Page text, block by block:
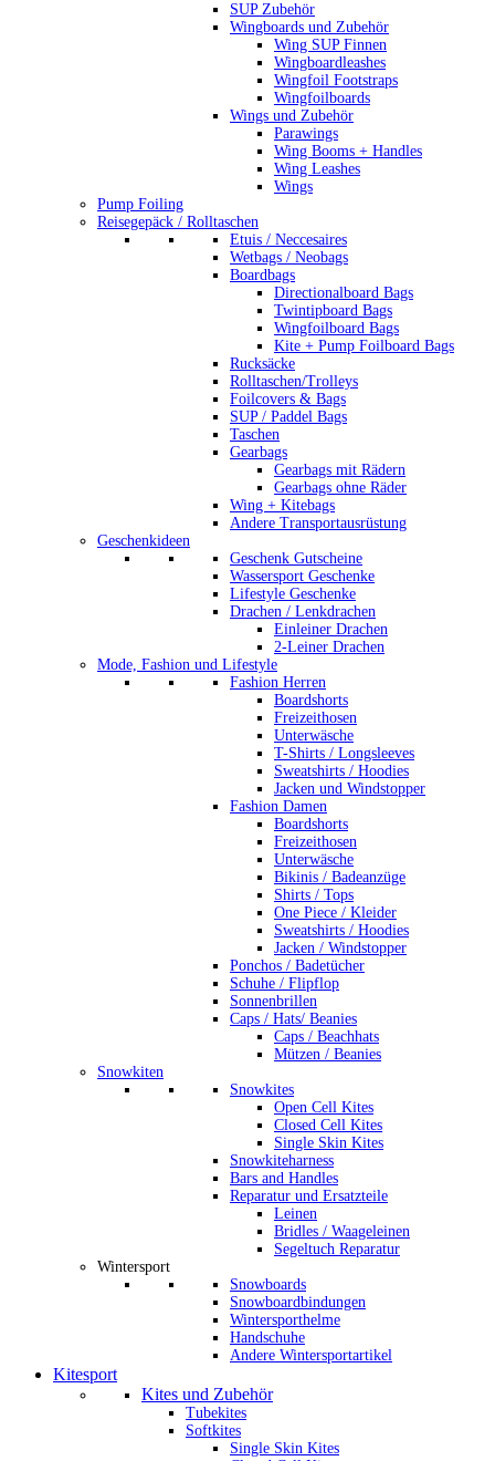
SUP Zubehör
Wingboards und Zubehör
Wing SUP Finnen
Wingboardleashes
Wingfoil Footstraps
Wingfoilboards
Wings und Zubehör
Parawings
Wing Booms + Handles
Wing Leashes
Wings
Pump Foiling
Reisegepäck / Rolltaschen
Etuis / Neccesaires
Wetbags / Neobags
Boardbags
Directionalboard Bags
Twintipboard Bags
Wingfoilboard Bags
Kite + Pump Foilboard Bags
Rucksäcke
Rolltaschen/Trolleys
Foilcovers & Bags
SUP / Paddel Bags
Taschen
Gearbags
Gearbags mit Rädern
Gearbags ohne Räder
Wing + Kitebags
Andere Transportausrüstung
Geschenkideen
Geschenk Gutscheine
Wassersport Geschenke
Lifestyle Geschenke
Drachen / Lenkdrachen
Einleiner Drachen
2-Leiner Drachen
Mode, Fashion und Lifestyle
Fashion Herren
Boardshorts
Freizeithosen
Unterwäsche
T-Shirts / Longsleeves
Sweatshirts / Hoodies
Jacken und Windstopper
Fashion Damen
Boardshorts
Freizeithosen
Unterwäsche
Bikinis / Badeanzüge
Shirts / Tops
One Piece / Kleider
Sweatshirts / Hoodies
Jacken / Windstopper
Ponchos / Badetücher
Schuhe / Flipflop
Sonnenbrillen
Caps / Hats/ Beanies
Caps / Beachhats
Mützen / Beanies
Snowkiten
Snowkites
Open Cell Kites
Closed Cell Kites
Single Skin Kites
Snowkiteharness
Bars and Handles
Reparatur und Ersatzteile
Leinen
Bridles / Waageleinen
Segeltuch Reparatur
Wintersport
Snowboards
Snowboardbindungen
Wintersporthelme
Handschuhe
Andere Wintersportartikel
Kitesport
Kites und Zubehör
Tubekites
Softkites
Single Skin Kites